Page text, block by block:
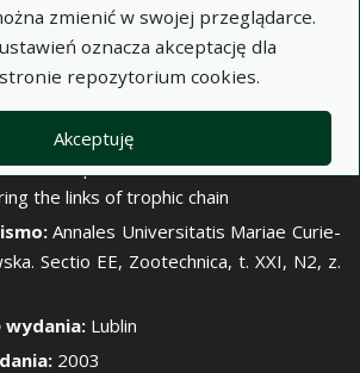
zmienić w swojej przeglądarce.
oznacza akceptację dla
repozytorium cookies.
Akceptuję
Ukryj
Poziom wybranych elementów
u owiec z Pomorza Środkowego z
poszczególnych ogniw łańcucha
tytułu:The level of some mineral
in sheep from the central Pomerania
the links of trophic chain
Annales Universitatis Mariae Curie-
Sectio EE, Zootechnica, t. XXI, N2, z.
wydania: Lublin
2003